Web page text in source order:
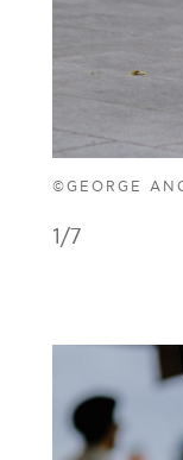
©GEORGE
1/7